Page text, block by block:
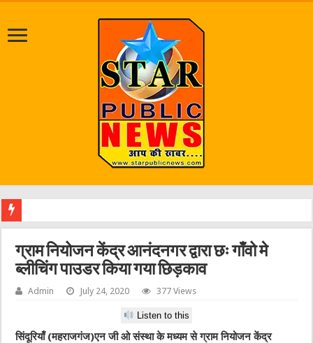
ग्राम नियोजन केंद्र आनंदनगर द्वारा छः गाँवो मे
ब्लीचिंग पाउडर किया गया छिड़काव
Admin July 24, 2020 377 Views
Listen to this
सिंदूरियाँ (महराजगंज)एन जी ओ संस्था के मध्यम से ग्राम नियोजन केंद्र